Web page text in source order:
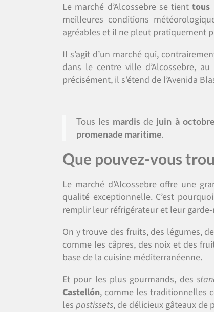
Le marché d’Alcossebre se tienttous
meilleures conditions
agréables et il ne pleut pratiquement
Il s’agit d’un marché qui,
dans le centre ville d’Alcossebre,
précisément, il s’étend de l’Avenida
Tous les mardisde juin à octobre
promenade maritime.
Que pouvez-vous
Le marché d’Alcossebre offre une
qualité exceptionnelle. C’est
remplir leur réfrigérateur et leur
On y trouve des fruits, des légumes,
comme les câpres, des noix et des
base de la cuisine méditerranéenne.
Et pour les plus gourmands, des
Castellón, comme les traditionnelles
les pastissets, de délicieux gâteaux de